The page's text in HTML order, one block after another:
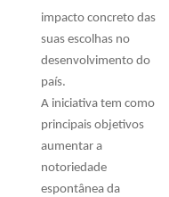
impacto concreto das
suas escolhas no
desenvolvimento do
país.
A iniciativa tem como
principais objetivos
aumentar a
notoriedade
espontânea da